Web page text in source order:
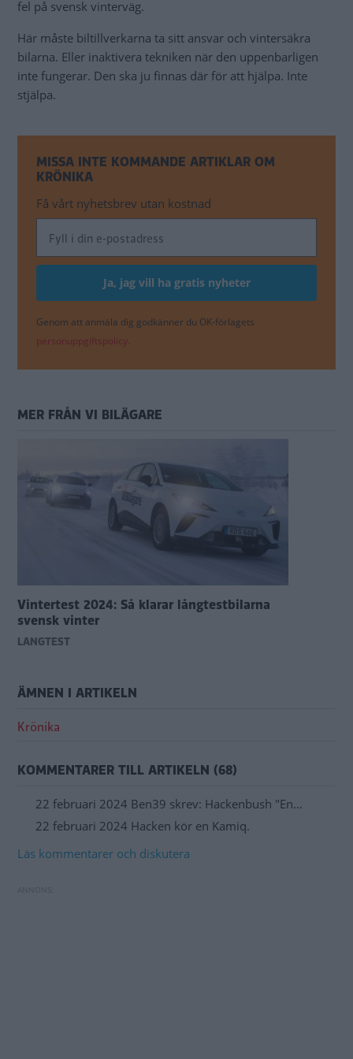
fel på svensk vinterväg.
Här måste biltillverkarna ta sitt ansvar och vintersäkra
bilarna. Eller inaktivera tekniken när den uppenbarligen
inte fungerar. Den ska ju finnas där för att hjälpa. Inte
stjälpa.
MISSA INTE KOMMANDE ARTIKLAR OM
KRÖNIKA
Få vårt nyhetsbrev utan kostnad
Genom att anmäla dig godkänner du OK-förlagets
personuppgiftspolicy.
MER FRÅN VI BILÄGARE
Vintertest 2024: Så klarar långtestbilarna
svensk vinter
LÅNGTEST
ÄMNEN I ARTIKELN
Krönika
KOMMENTARER TILL ARTIKELN (68)
22 februari 2024 Ben39 skrev: Hackenbush "En…
22 februari 2024 Hacken kör en Kamiq.
Läs kommentarer och diskutera